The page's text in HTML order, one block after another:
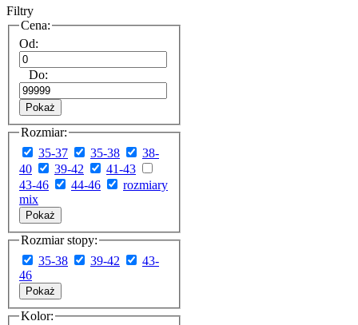
Filtry
Cena:
Od:
Do:
Pokaż
Rozmiar:
35-37
35-38
38-
40
39-42
41-43
43-46
44-46
rozmiary
mix
Pokaż
Rozmiar stopy:
35-38
39-42
43-
46
Pokaż
Kolor: